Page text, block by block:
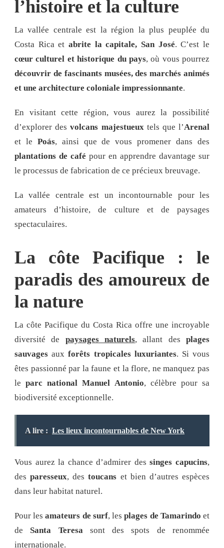
l’histoire et la culture
La vallée centrale est la région la plus peuplée du
Costa Rica et abrite la capitale, San José. C’est le
cœur culturel et historique du pays, où vous pourrez
découvrir de fascinants musées, des marchés animés
et une architecture coloniale impressionnante.
En visitant cette région, vous aurez la possibilité
d’explorer desvolcans majestueuxtels que l’Arenal
et le Poás, ainsi que de vous promener dans des
plantations de café pour en apprendre davantage sur
le processus de fabrication de ce précieux breuvage.
La vallée centrale est un incontournable pour les
amateurs d’histoire, de culture et de paysages
spectaculaires.
La côte Pacifique : le
paradis des amoureux de
la nature
La côte Pacifique du Costa Rica offre une incroyable
diversité de paysages naturels, allant desplages
sauvages auxforêts tropicales luxuriantes. Si vous
êtes passionné par la faune et la flore, ne manquez pas
leparc national Manuel Antonio, célèbre pour sa
biodiversité exceptionnelle.
A lire : Les lieux incontournables de New York
Vous aurez la chance d’admirer dessinges capucins,
desparesseux, destoucans et bien d’autres espèces
dans leur habitat naturel.
Pour lesamateurs de surf, lesplages de Tamarindo et
de Santa Teresasont des spots de renommée
internationale.